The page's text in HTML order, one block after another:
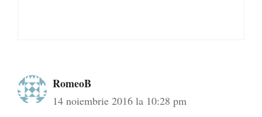
RomeoB
14 noiembrie 2016 la 10:28 pm